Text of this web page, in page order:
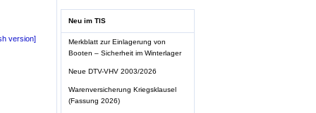
version]
Neu im TIS
Merkblatt zur Einlagerung von
Booten – Sicherheit im Winterlager
Neue DTV-VHV 2003/2026
Warenversicherung Kriegsklausel
(Fassung 2026)